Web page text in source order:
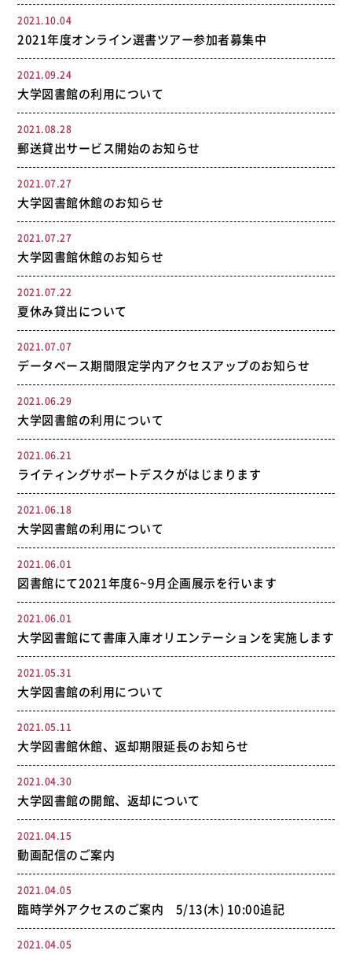
2021.10.04
2021年度オンライン選書ツアー参加者募集中
2021.09.24
大学図書館の利用について
2021.08.28
郵送貸出サービス開始のお知らせ
2021.07.27
大学図書館休館のお知らせ
2021.07.27
大学図書館休館のお知らせ
2021.07.22
夏休み貸出について
2021.07.07
データベース期間限定学内アクセスアップのお知らせ
2021.06.29
大学図書館の利用について
2021.06.21
ライティングサポートデスクがはじまります
2021.06.18
大学図書館の利用について
2021.06.01
図書館にて2021年度6~9月企画展示を行います
2021.06.01
大学図書館にて書庫入庫オリエンテーションを実施します
2021.05.31
大学図書館の利用について
2021.05.11
大学図書館休館、返却期限延長のお知らせ
2021.04.30
大学図書館の開館、返却について
2021.04.15
動画配信のご案内
2021.04.05
臨時学外アクセスのご案内 5/13(木) 10:00追記
2021.04.05